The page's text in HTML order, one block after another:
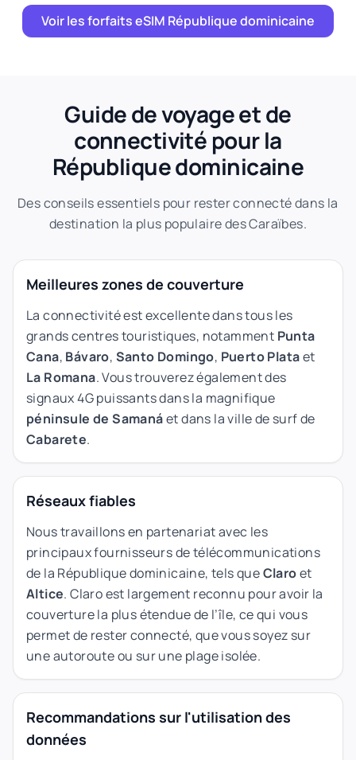
Voir les forfaits eSIM République dominicaine
Guide de voyage et de
connectivité pour la
République dominicaine
Des conseils essentiels pour rester connecté dans la
destination la plus populaire des Caraïbes.
Meilleures zones de couverture
La connectivité est excellente dans tous les
grands centres touristiques, notamment Punta
Cana, Bávaro, Santo Domingo, Puerto Plataet
La Romana. Vous trouverez également des
signaux 4G puissants dans la magnifique
péninsule de Samanáet dans la ville de surf de
Cabarete.
Réseaux fiables
Nous travaillons en partenariat avec les
principaux fournisseurs de télécommunications
de la République dominicaine, tels queClaroet
Altice. Claro est largement reconnu pour avoir la
couverture la plus étendue de l’île, ce qui vous
permet de rester connecté, que vous soyez sur
une autoroute ou sur une plage isolée.
Recommandations sur l'utilisation des
données